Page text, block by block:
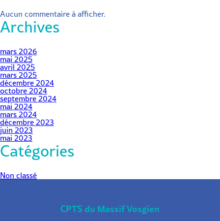
Aucun commentaire à afficher.
Archives
mars 2026
mai 2025
avril 2025
mars 2025
décembre 2024
octobre 2024
septembre 2024
mai 2024
mars 2024
décembre 2023
juin 2023
mai 2023
Catégories
Non classé
CPTS du Massif Vosgien